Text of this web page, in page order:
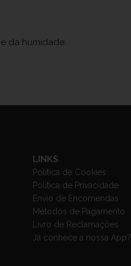
da humidade.
LINKS
Política de Cookies
Política de Privacidade
Envio de Encomendas
Métodos de Pagamento
Livro de Reclamações
Já conhece a nossa App?